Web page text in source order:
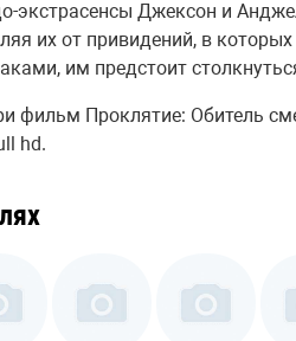
экстрасенсы Джексон и
их от привидений, в
им предстоит
фильм Проклятие: Обитель
hd.